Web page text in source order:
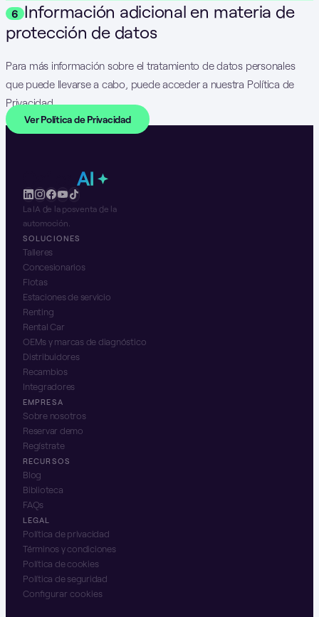
6 Información adicional en materia de
protección de datos
Para más información sobre el tratamiento de datos personales
que puede llevarse a cabo, puede acceder a nuestra Política de
Privacidad.
Ver Política de Privacidad
La IA de la posventa de la
automoción.
SOLUCIONES
Talleres
Concesionarios
Flotas
Estaciones de servicio
Renting
Rental Car
OEMs y marcas de diagnóstico
Distribuidores
Recambios
Integradores
EMPRESA
Sobre nosotros
Reservar demo
Regístrate
RECURSOS
Blog
Biblioteca
FAQs
LEGAL
Política de privacidad
Términos y condiciones
Política de cookies
Política de seguridad
Configurar cookies